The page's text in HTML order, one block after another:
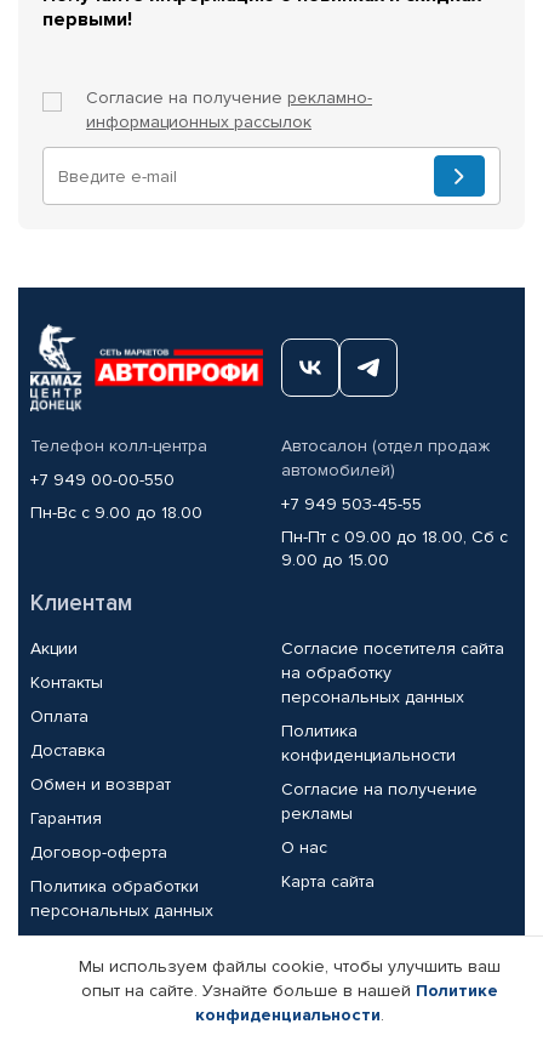
первыми!
Согласие на получение рекламно-
информационных рассылок
Телефон колл-центра
+7 949 00-00-550
Пн-Вс с 9.00 до 18.00
Автосалон (отдел продаж
автомобилей)
+7 949 503-45-55
Пн-Пт с 09.00 до 18.00, Сб с
9.00 до 15.00
Клиентам
Акции
Контакты
Оплата
Доставка
Обмен и возврат
Гарантия
Договор-оферта
Политика обработки
персональных данных
Согласие посетителя сайта
на обработку
персональных данных
Политика
конфиденциальности
Согласие на получение
рекламы
О нас
Карта сайта
Партнерам
Корпоративным клиентам
Реквизиты компании
Мы используем файлы cookie, чтобы улучшить ваш
опыт на сайте. Узнайте больше в нашей Политике
конфиденциальности.